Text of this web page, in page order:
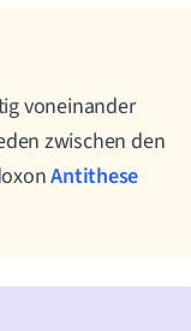
voneinander
zwischen den
Antithese